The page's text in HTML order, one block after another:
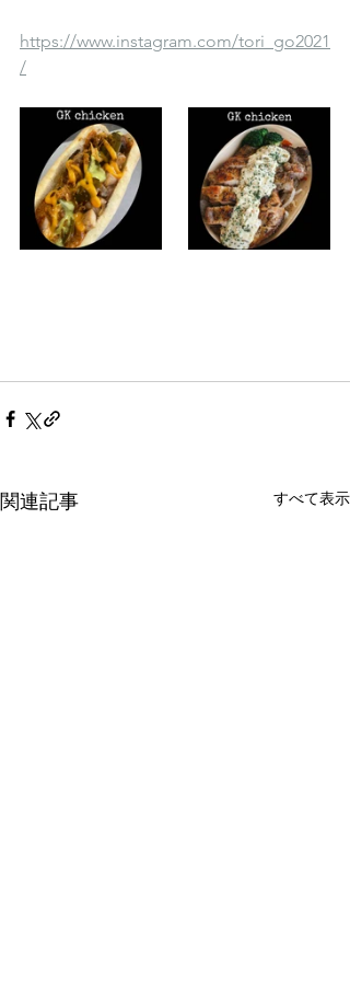
https://www.instagram.com/tori_go2021
/
関連記事 すべて表示